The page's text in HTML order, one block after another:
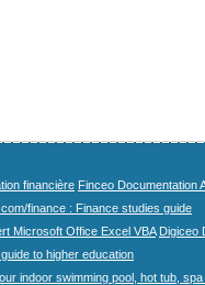
financière Finceo Documentation
finance : Finance studies guide
Microsoft Office Excel VBA Digiceo
to higher education
indoor swimming pool, hot tub,